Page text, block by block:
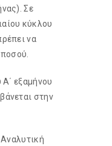
Σε
κύκλου
να
εξαμήνου
στην